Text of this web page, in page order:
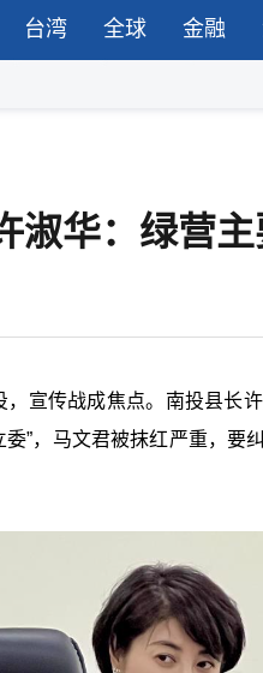
台湾 全球 金融
淑华：绿营
宣传战成焦点。南投县长
委”，马文君被抹红严重，要